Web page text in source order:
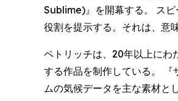
Sublime)』を開幕する。 ス
役割を提示する。それは、意
ペトリッチは、20年以上にわ
する作品を制作している。
ムの気候データを主な素材と